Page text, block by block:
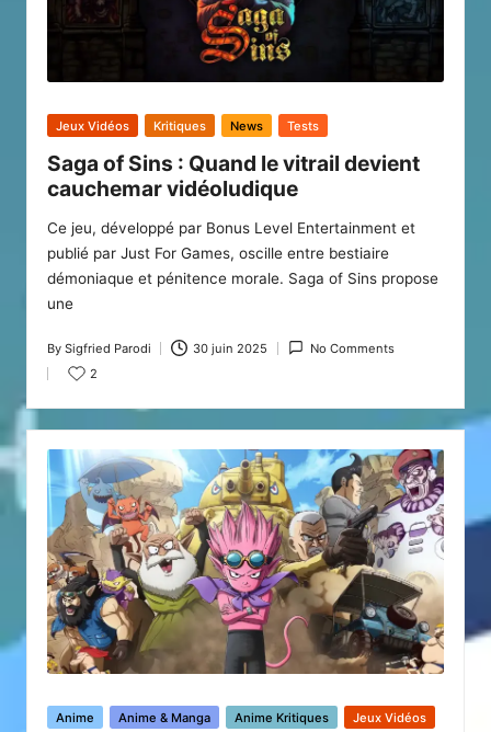
Posted
Jeux Vidéos Kritiques News Tests
Saga of Sins : Quand le vitrail devient
cauchemar vidéoludique
Ce jeu, développé par Bonus Level Entertainment et
publié par Just For Games, oscille entre bestiaire
démoniaque et pénitence morale. Saga of Sins propose
une
Posted
by
By Sigfried Parodi 30 juin 2025
No Comments
2
Posted
Anime Anime & Manga Anime Kritiques
Jeux Vidéos